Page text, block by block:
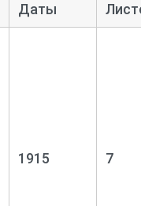
Даты
1915 7